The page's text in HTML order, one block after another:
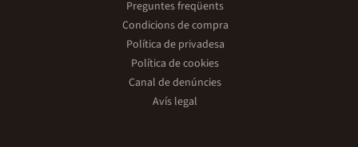
Preguntes freqüents
Condicions de compra
Política de privadesa
Política de cookies
Canal de denúncies
Avís legal